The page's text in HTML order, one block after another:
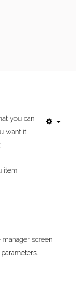
you can
want it.
item
screen